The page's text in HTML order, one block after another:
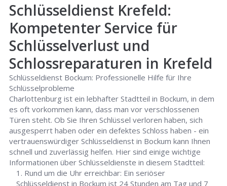
Schlüsseldienst Krefeld:
Kompetenter Service für
Schlüsselverlust und
Schlossreparaturen in Krefeld
Schlüsseldienst Bockum: Professionelle Hilfe für Ihre
Schlüsselprobleme
Charlottenburg ist ein lebhafter Stadtteil in Bockum, in dem
es oft vorkommen kann, dass man vor verschlossenen
Türen steht. Ob Sie Ihren Schlüssel verloren haben, sich
ausgesperrt haben oder ein defektes Schloss haben - ein
vertrauenswürdiger Schlüsseldienst in Bockum kann Ihnen
schnell und zuverlässig helfen. Hier sind einige wichtige
Informationen über Schlüsseldienste in diesem Stadtteil:
Rund um die Uhr erreichbar: Ein seriöser
Schlüsseldienst in Bockum ist 24 Stunden am Tag und 7